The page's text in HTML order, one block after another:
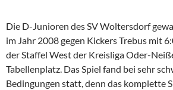
Die D-Junioren des SV Woltersdorf
im Jahr 2008 gegen Kickers Trebus mit
der Staffel West der Kreisliga Oder-
Tabellenplatz. Das Spiel fand bei sehr
Bedingungen statt, denn das komplette